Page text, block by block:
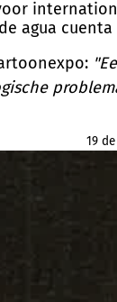
agua cuenta
19